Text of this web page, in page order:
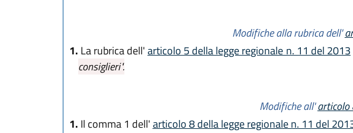
Modifiche alla rubrica dell'
1. La rubrica dell'articolo 5 della legge regionale n. 11 del 2013
consiglieri".
Modifiche all'articolo
1. Il comma 1 dell'articolo 8 della legge regionale n. 11 del